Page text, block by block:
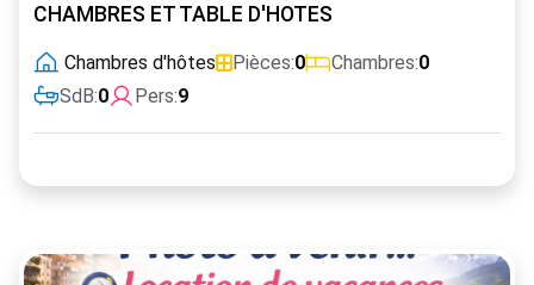
CHAMBRES ET TABLE D'HOTES
Chambres d'hôtes Pièces:0 Chambres:0
SdB:0 Pers:9